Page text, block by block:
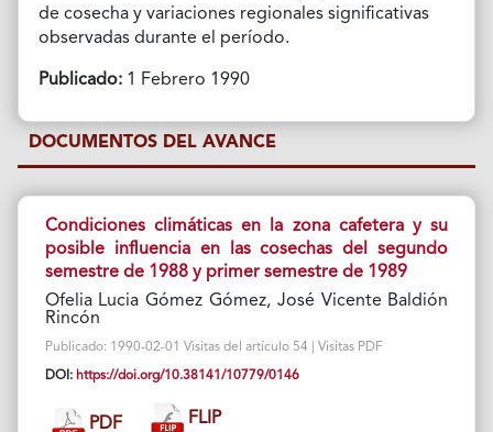
de cosecha y variaciones regionales significativas
observadas durante el período.
Publicado:1 Febrero 1990
DOCUMENTOS DEL AVANCE
Condiciones climáticas en la zona cafetera y su
posible influencia en las cosechas del segundo
semestre de 1988 y primer semestre de 1989
Ofelia Lucia Gómez Gómez, José Vicente Baldión
Rincón
Publicado: 1990-02-01 Visitas del artículo 54 | Visitas PDF
DOI: https://doi.org/10.38141/10779/0146
PDF FLIP